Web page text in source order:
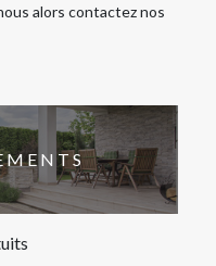
alors contactez nos